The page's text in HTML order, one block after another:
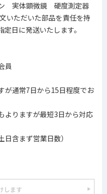
実体顕微鏡 硬度測定器
いただいた部品を責任を持
日に発送いたします。
員
が通常7日から15日程度でお
よりますが最短3日から対応
含まず営業日数）
します